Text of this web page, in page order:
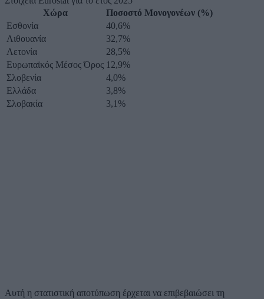
Χώρα
Ποσοστό Μονογονέων (%)
Εσθονία
40,6%
Λιθουανία
32,7%
Λετονία
28,5%
Ευρωπαϊκός Μέσος Όρος 12,9%
Σλοβενία
4,0%
Ελλάδα
3,8%
Σλοβακία
3,1%
Αυτή η στατιστική αποτύπωση έρχεται να επιβεβαιώσει τη